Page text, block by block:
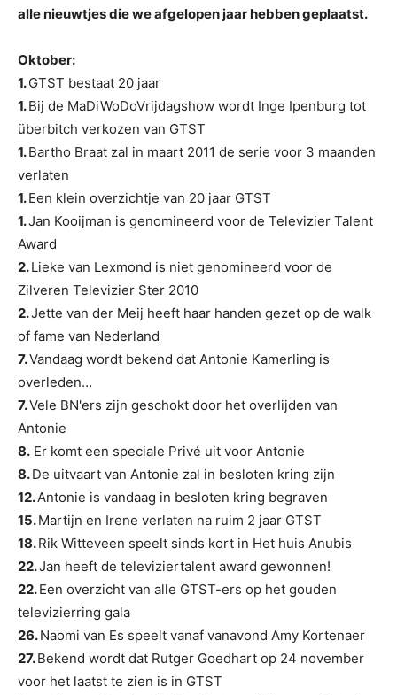
alle nieuwtjes die we afgelopen jaar hebben geplaatst.
Oktober:
1.GTST bestaat 20 jaar
1.Bij de MaDiWoDoVrijdagshow wordt Inge Ipenburg tot
überbitch verkozen van GTST
1.Bartho Braat zal in maart 2011 de serie voor 3 maanden
verlaten
1.Een klein overzichtje van 20 jaar GTST
1.Jan Kooijman is genomineerd voor de Televizier Talent
Award
2.Lieke van Lexmond is niet genomineerd voor de
Zilveren Televizier Ster 2010
2.Jette van der Meij heeft haar handen gezet op de walk
of fame van Nederland
7.Vandaag wordt bekend dat Antonie Kamerling is
overleden…
7.Vele BN'ers zijn geschokt door het overlijden van
Antonie
8. Er komt een speciale Privé uit voor Antonie
8.De uitvaart van Antonie zal in besloten kring zijn
12.Antonie is vandaag in besloten kring begraven
15.Martijn en Irene verlaten na ruim 2 jaar GTST
18.Rik Witteveen speelt sinds kort in Het huis Anubis
22.Jan heeft de televiziertalent award gewonnen!
22.Een overzicht van alle GTST-ers op het gouden
televizierring gala
26.Naomi van Es speelt vanaf vanavond Amy Kortenaer
27.Bekend wordt dat Rutger Goedhart op 24 november
voor het laatst te zien is in GTST